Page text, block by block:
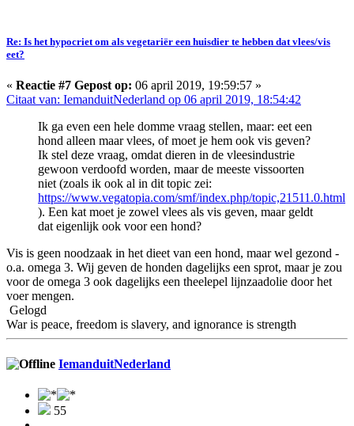
Re: Is het hypocriet om als vegetariër een huisdier te hebben dat vlees/vis
eet?
« Reactie #7 Gepost op: 06 april 2019, 19:59:57 »
Citaat van: IemanduitNederland op 06 april 2019, 18:54:42
Ik ga even een hele domme vraag stellen, maar: eet een
hond alleen maar vlees, of moet je hem ook vis geven?
Ik stel deze vraag, omdat dieren in de vleesindustrie
gewoon verdoofd worden, maar de meeste vissoorten
niet (zoals ik ook al in dit topic zei:
https://www.vegatopia.com/smf/index.php/topic,21511.0.html
). Een kat moet je zowel vlees als vis geven, maar geldt
dat eigenlijk ook voor een hond?
Vis is geen noodzaak in het dieet van een hond, maar wel gezond -
o.a. omega 3. Wij geven de honden dagelijks een sprot, maar je zou
voor de omega 3 ook dagelijks een theelepel lijnzaadolie door het
voer mengen.
Gelogd
War is peace, freedom is slavery, and ignorance is strength
IemanduitNederland
55